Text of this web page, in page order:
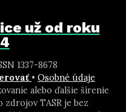
už od roku
1337-8678
• Osobné údaje
alebo ďalšie šírenie
TASR je bez